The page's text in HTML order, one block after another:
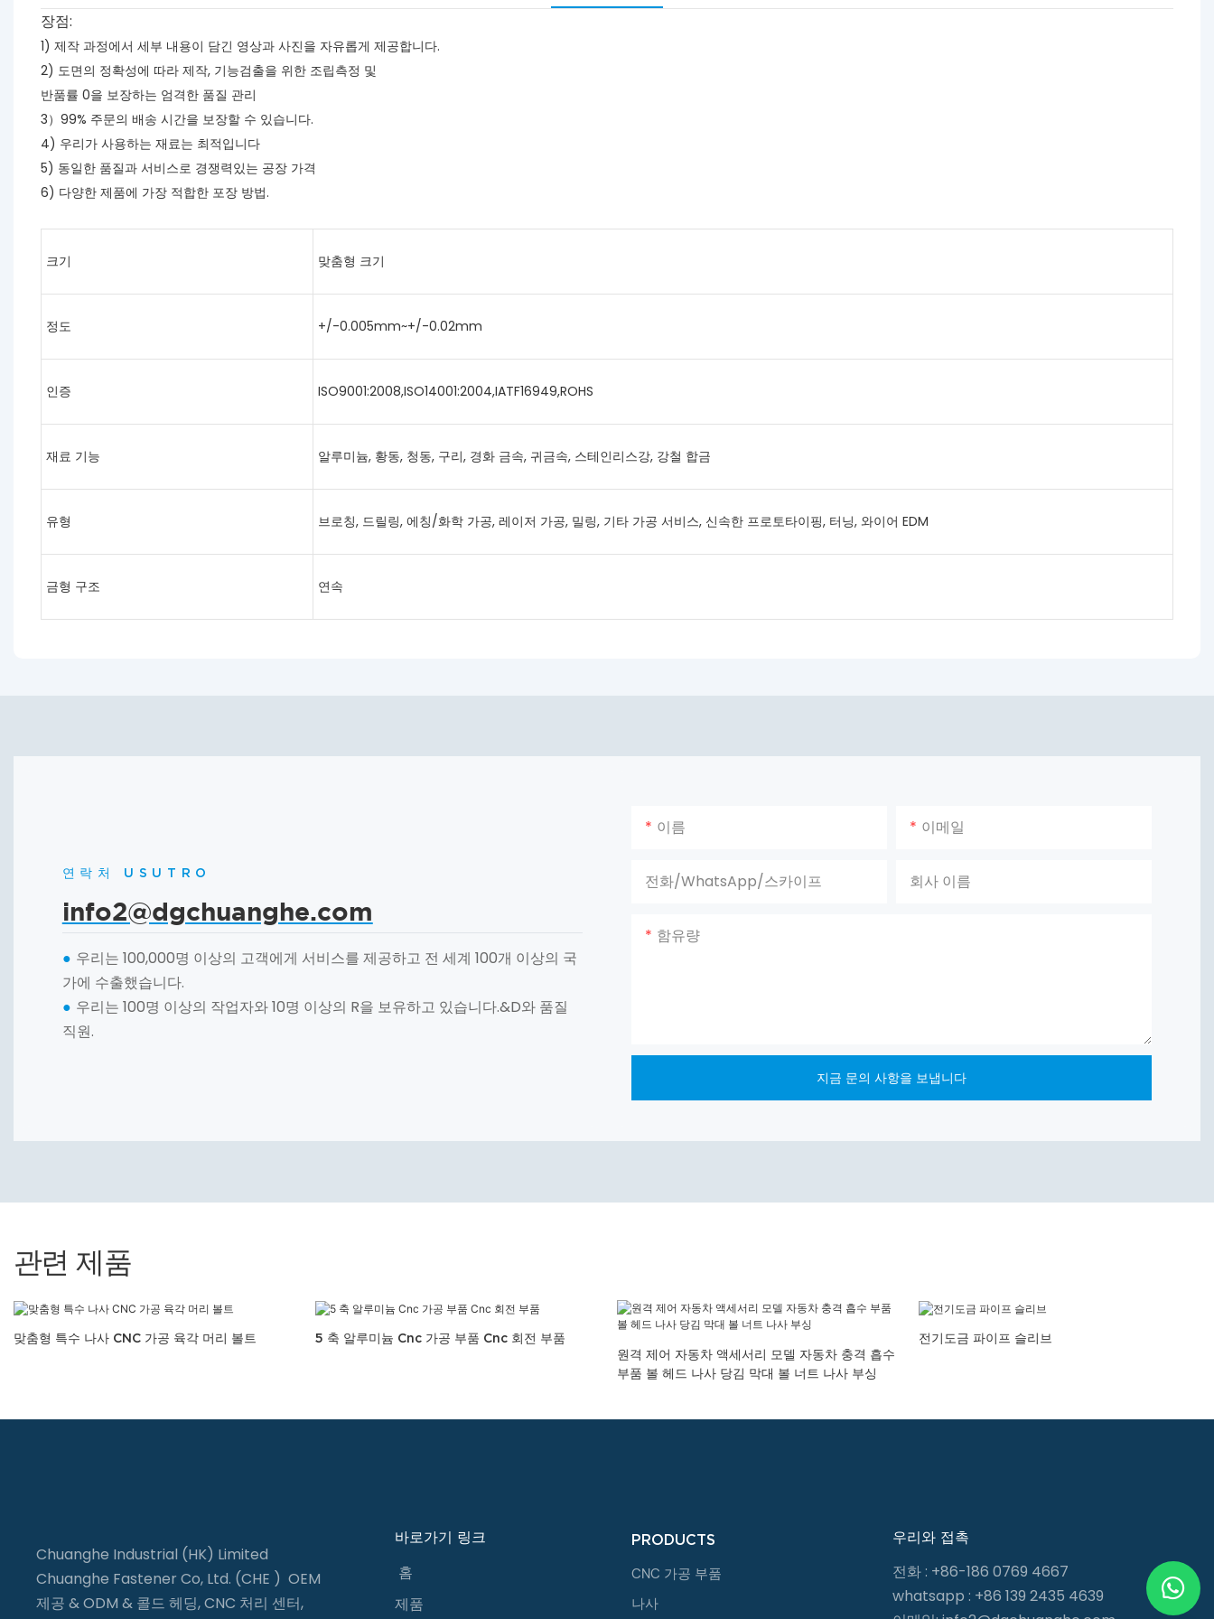
장점:
1) 제작 과정에서 세부 내용이 담긴 영상과 사진을 자유롭게 제공합니다.
2) 도면의 정확성에 따라 제작, 기능검출을 위한 조립측정 및
반품률 0을 보장하는 엄격한 품질 관리
3）99% 주문의 배송 시간을 보장할 수 있습니다.
4) 우리가 사용하는 재료는 최적입니다
5) 동일한 품질과 서비스로 경쟁력있는 공장 가격
6) 다양한 제품에 가장 적합한 포장 방법.
크기 맞춤형 크기
정도 +/-0.005mm~+/-0.02mm
인증 ISO9001:2008,ISO14001:2004,IATF16949,ROHS
재료 기능 알루미늄, 황동, 청동, 구리, 경화 금속, 귀금속, 스테인리스강, 강철 합금
유형 브로칭, 드릴링, 에칭/화학 가공, 레이저 가공, 밀링, 기타 가공 서비스, 신속한 프로토타이핑, 터닝, 와이어 EDM
금형 구조 연속
연락처 USUTRO
info2@dgchuanghe.com
● 우리는 100,000명 이상의 고객에게 서비스를 제공하고 전 세계 100개 이상의 국
가에 수출했습니다.
● 우리는 100명 이상의 작업자와 10명 이상의 R을 보유하고 있습니다.&D와 품질
직원.
이름 이메일
전화/WhatsApp/스카이프 회사 이름
함유량
지금 문의 사항을 보냅니다
관련 제품
맞춤형 특수 나사 CNC 가공 육각 머리 볼트
5 축 알루미늄 Cnc 가공 부품 Cnc 회전 부품
원격 제어 자동차 액세서리 모델 자동차 충격 흡수
부품 볼 헤드 나사 당김 막대 볼 너트 나사 부싱
전기도금 파이프 슬리브
Chuanghe Industrial (HK) Limited
Chuanghe Fastener Co, Ltd. (CHE ) OEM
제공 & ODM & 콜드 헤딩, CNC 처리 센터,
바로가기 링크
홈
제품
PRODUCTS
CNC 가공 부품
나사
우리와 접촉
전화 : +86-186 0769 4667
whatsapp : +86 139 2435 4639